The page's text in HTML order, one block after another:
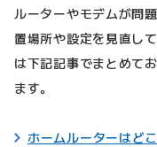
ルーターやモデムが問
置場所や設定を見直し
は下記記事でまとめて
ます。
ホームルーターはど